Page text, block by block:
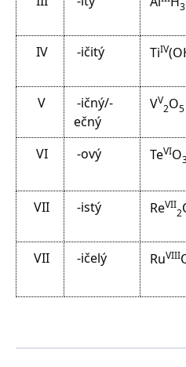
3
IV -ičitý TiIV
V
-ičný/-
ečný
VV
2O5
VI
-ový TeVIO
VII -istý ReVII
2
VII -ičelý RuVIII